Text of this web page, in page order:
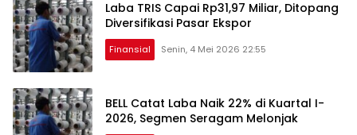
Laba TRIS Capai Rp31,97 Miliar, Ditopang
Diversifikasi Pasar Ekspor
Finansial Senin, 4 Mei 2026 22:55
BELL Catat Laba Naik 22% di Kuartal I-
2026, Segmen Seragam Melonjak